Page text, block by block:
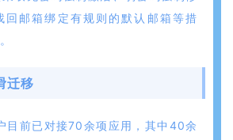
回邮箱绑定有规则的默认邮箱等措
迁移
目前已对接70余项应用，其中40余